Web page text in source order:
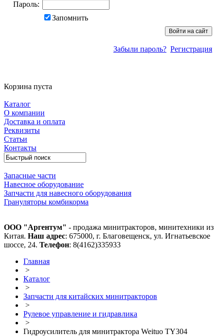
Пароль:
Запомнить
Забыли пароль? Регистрация
Корзина пуста
Каталог
О компании
Доставка и оплата
Реквизиты
Статьи
Контакты
Запасные части
Навесное оборудование
Запчасти для навесного оборудования
Грануляторы комбикорма
ООО "Аргентум" - продажа минитракторов, минитехники из
Китая. Наш адрес: 675000, г. Благовещенск, ул. Игнатьевское
шоссе, 24. Телефон: 8(4162)335933
Главная
>
Каталог
>
Запчасти для китайских минитракторов
>
Рулевое управление и гидравлика
>
Гидроусилитель для минитрактора Weituo TY304